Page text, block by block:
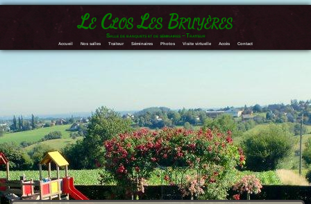
Le Clos Les Bruyères
Salle de banquets et de séminaires – Traiteur
Accueil Nos salles Traiteur Séminaires Photos Visite virtuelle Accès Contact